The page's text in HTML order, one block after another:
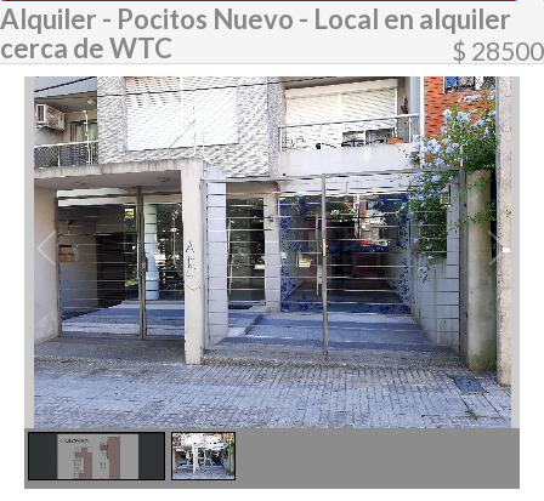
Alquiler - Pocitos Nuevo - Local en alquiler
cerca de WTC
$ 28500
2/2